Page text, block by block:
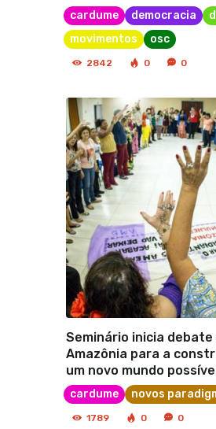
cardume democracia
movimentos
osc
2842 0 0
Seminário inicia debate
Amazônia para a
um novo mundo
cardume novos
1789 0 0